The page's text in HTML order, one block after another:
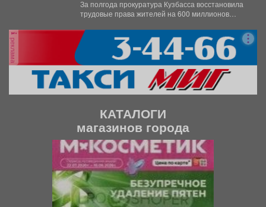
За полгода прокуратура Кузбасса восстановила
трудовые права жителей на 600 миллионов
реклама
КАТАЛОГИ
магазинов города